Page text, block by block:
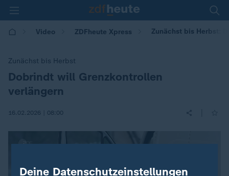
Video ZDFheute Xpress Zunächst bis Herbst:
Zunächst bis Herbst
:Dobrindt will Grenzkontrollen
verlängern
16.02.2026 | 08:00
Deine Datenschutzeinstellungen